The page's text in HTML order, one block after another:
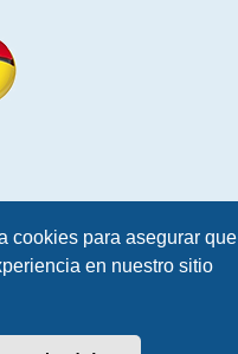
cookies para asegurar que
en nuestro sitio